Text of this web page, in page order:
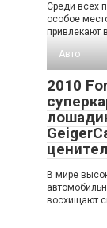
Среди всех
особое
привлекают
Авто
2010
В мире
восхищают